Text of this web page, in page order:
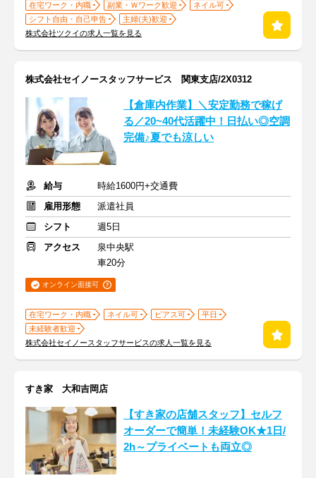
在宅ワーク・内職 副業・Ｗワーク歓迎
ネイル可
シフト自由・自己申告
主婦(夫)歓迎
株式会社ツクイの求人一覧を見る
株式会社セイノースタッフサービス 関東支店/2X0312
【倉庫内作業】＼安定勤務で稼げ
る／20~40代活躍中！日払い◎空調
完備♪夏でも涼しい
給与
時給1600円+交通費
雇用形態
派遣社員
シフト
週5日
アクセス
泉中央駅
車20分
オンライン面接可
在宅ワーク・内職 ネイル可 ピアス可
平日
未経験者歓迎
株式会社セイノースタッフサービスの求人一覧を見る
すき家 大和吉岡店
【すき家の店舗スタッフ】セルフ
オーダーで簡単！未経験OK★1日/
2h～プライベートも両立◎